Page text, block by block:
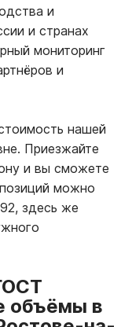
и
и странах
мониторинг
и
нашей
Приезжайте
и вы сможете
можно
здесь же
объёмы в